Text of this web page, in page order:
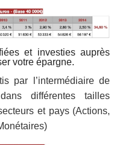
et investies auprès
votre épargne.
par l’intermédiaire de
différentes tailles
et pays (Actions,